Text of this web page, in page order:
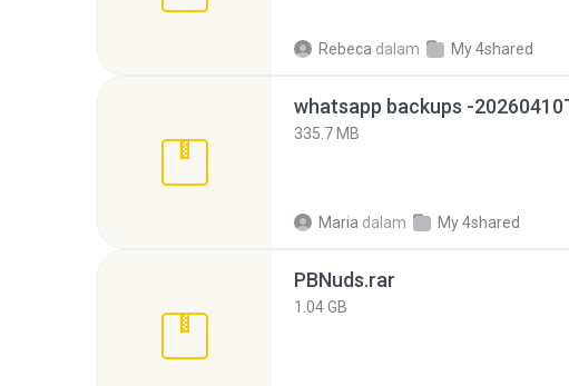
Rebeca dalam My 4shared
335.7 MB
Maria dalam My 4shared
PBNuds.rar
1.04 GB